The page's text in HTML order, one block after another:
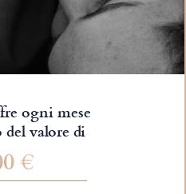
ogni mese
valore di
€